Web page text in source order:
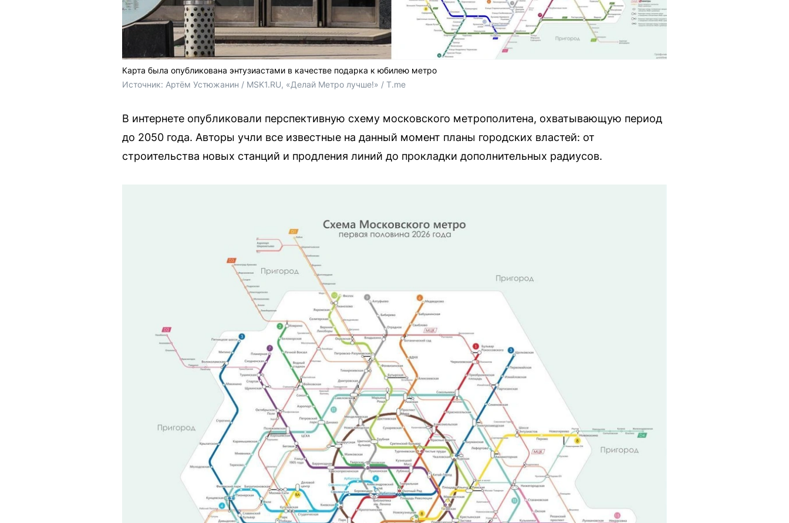
Карта была опубликована энтузиастами в качестве подарка к юбилею метро
Источник: Артём Устюжанин / MSK1.RU, «Делай Метро лучше!» / T.me
В интернете опубликовали перспективную схему московского метрополитена, охватывающую период
до 2050 года. Авторы учли все известные на данный момент планы городских властей: от
строительства новых станций и продления линий до прокладки дополнительных радиусов.